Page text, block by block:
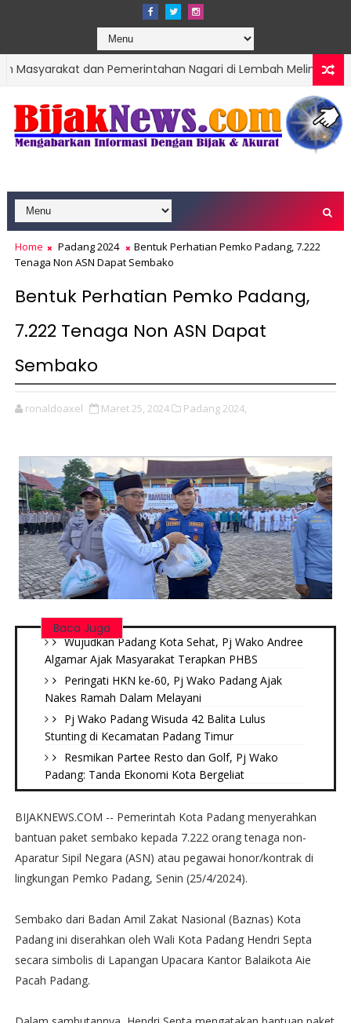
dan Pemerintahan Nagari di Lembah Melintang Pasbar
Home Padang 2024
Bentuk Perhatian Pemko Padang, 7.222
Tenaga Non ASN Dapat Sembako
Bentuk Perhatian Pemko Padang,
7.222 Tenaga Non ASN Dapat
Sembako
ronaldoaxel Maret 25, 2024 Padang 2024,
Baca Juga
Wujudkan Padang Kota Sehat, Pj Wako Andree
Algamar Ajak Masyarakat Terapkan PHBS
Peringati HKN ke-60, Pj Wako Padang Ajak
Nakes Ramah Dalam Melayani
Pj Wako Padang Wisuda 42 Balita Lulus
Stunting di Kecamatan Padang Timur
Resmikan Partee Resto dan Golf, Pj Wako
Padang: Tanda Ekonomi Kota Bergeliat
BIJAKNEWS.COM -- Pemerintah Kota Padang menyerahkan
bantuan paket sembako kepada 7.222 orang tenaga non-
Aparatur Sipil Negara (ASN) atau pegawai honor/kontrak di
lingkungan Pemko Padang, Senin (25/4/2024).
Sembako dari Badan Amil Zakat Nasional (Baznas) Kota
Padang ini diserahkan oleh Wali Kota Padang Hendri Septa
secara simbolis di Lapangan Upacara Kantor Balaikota Aie
Pacah Padang.